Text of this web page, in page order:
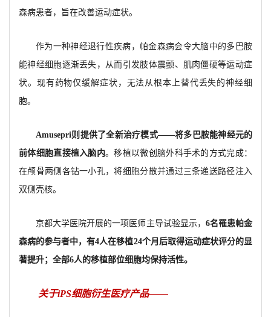
森病患者，旨在改善运动症状。
作为一种神经退行性疾病，帕金森病会令大脑中的多巴胺
能神经细胞逐渐丢失，从而引发肢体震颤、肌肉僵硬等运动症
状。现有药物仅缓解症状，无法从根本上替代丢失的神经细
胞。
Amusepri则提供了全新治疗模式——将多巴胺能神经元的
前体细胞直接植入脑内。移植以微创脑外科手术的方式完成：
在颅骨两侧各钻一小孔，将细胞分散并通过三条递送路径注入
双侧壳核。
京都大学医院开展的一项医师主导试验显示， 6名罹患帕金
森病的参与者中，有4人在移植24个月后取得运动症状评分的显
著提升；全部6人的移植部位细胞均保持活性。
关于iPS细胞衍生医疗产品——